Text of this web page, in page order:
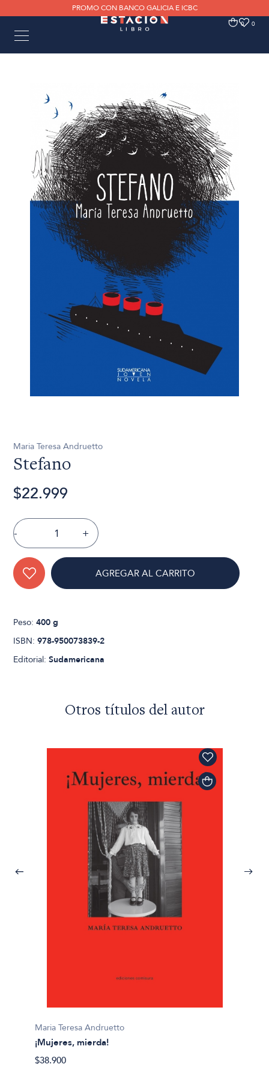
PROMO CON BANCO GALICIA E ICBC
0 0
Maria Teresa Andruetto
Stefano
$22.999
- +
AGREGAR AL CARRITO
Peso:400 g
ISBN:978-950073839-2
Editorial:Sudamericana
Otros títulos del autor
Maria Teresa Andruetto
¡Mujeres, mierda!
$38.900